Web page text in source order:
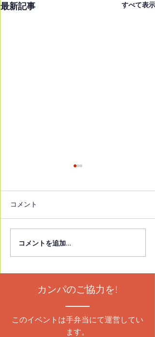
最新記事 すべて表示
朝霞市立図書館本館にて
発表イベント開催！
コメント
コメントを追加…
カンパのご協力を!
このイベントは手弁当にて運営してい
ます。